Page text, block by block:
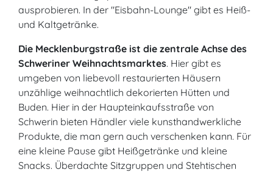
ausprobieren. In der "Eisbahn-Lounge" gibt es Heiß-
und Kaltgetränke.
Die Mecklenburgstraße ist die zentrale Achse des
Schweriner Weihnachtsmarktes. Hier gibt es
umgeben von liebevoll restaurierten Häusern
unzählige weihnachtlich dekorierten Hütten und
Buden. Hier in der Haupteinkaufsstraße von
Schwerin bieten Händler viele kunsthandwerkliche
Produkte, die man gern auch verschenken kann. Für
eine kleine Pause gibt Heißgetränke und kleine
Snacks. Überdachte Sitzgruppen und Stehtischen